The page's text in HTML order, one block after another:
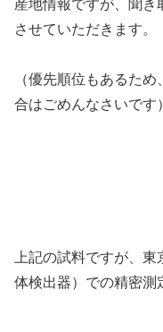
産地情報ですが、聞
させていただきます。
（優先順位もあるた
合はごめんなさいです）
上記の試料ですが、
体検出器）での精密測